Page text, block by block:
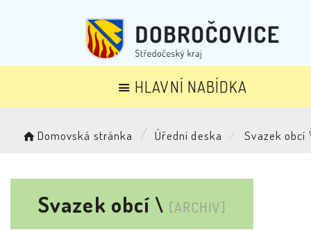
HLAVNÍ NABÍDKA
Domovská stránka Úřední deska Svazek obcí
Svazek obcí \ [ARCHIV]